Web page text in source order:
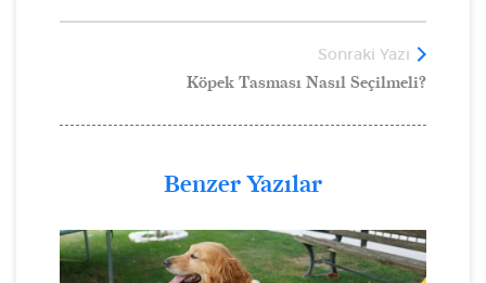
Sonraki Yazı
Köpek Tasması Nasıl Seçilmeli?
Benzer Yazılar